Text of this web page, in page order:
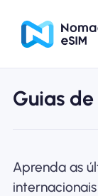
Guias
Aprenda as